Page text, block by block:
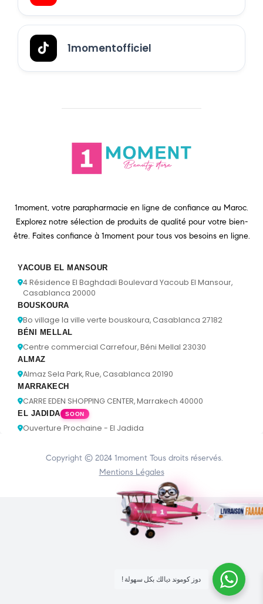
1momentofficiel
1moment, votre parapharmacie en ligne de confiance au Maroc.
Explorez notre sélection de produits de qualité pour votre bien-
être. Faites confiance à 1moment pour tous vos besoins en ligne.
YACOUB EL MANSOUR
4 Résidence El Baghdadi Boulevard Yacoub El Mansour,
Casablanca 20000
BOUSKOURA
Bo village la ville verte bouskoura, Casablanca 27182
BÉNI MELLAL
Centre commercial Carrefour, Béni Mellal 23030
ALMAZ
Almaz Sela Park, Rue, Casablanca 20190
MARRAKECH
CARRE EDEN SHOPPING CENTER, Marrakech 40000
EL JADIDA SOON
Ouverture Prochaine - El Jadida
Copyright © 2024 1moment Tous droits réservés.
Mentions Légales
! دوز كوموند ديالك بكل سهولة